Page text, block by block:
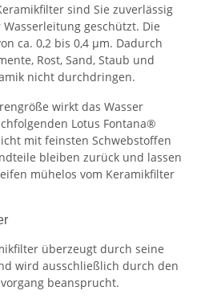
sind Sie zuverlässig
geschützt. Die
ca. 0,2 bis 0,4 µm. Dadurch
Rost, Sand, Staub und
nicht durchdringen.
wirkt das Wasser
Lotus Fontana®
mit feinsten Schwebstoffen
bleiben zurück und lassen
mühelos vom Keramikfilter
überzeugt durch seine
wird ausschließlich durch den
beansprucht.